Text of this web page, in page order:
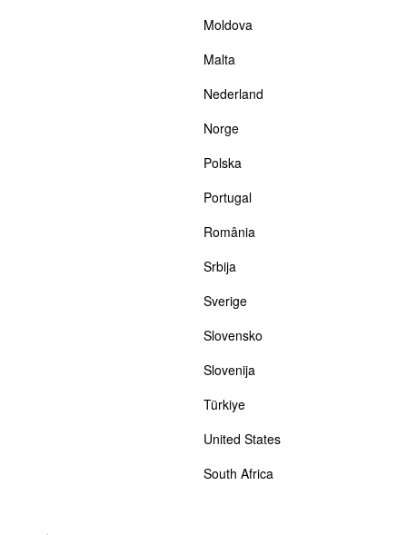
Moldova
Malta
Nederland
Norge
Polska
Portugal
România
Srbija
Sverige
Slovensko
Slovenija
Türkiye
United States
South Africa